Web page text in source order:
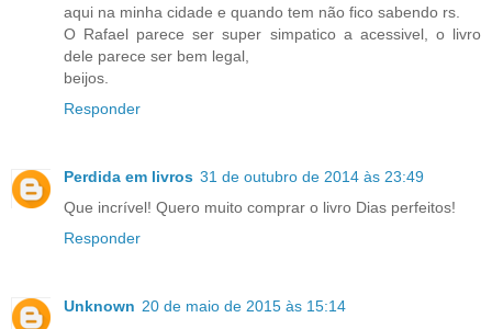
aqui na minha cidade e quando tem não fico sabendo rs.
O Rafael parece ser super simpatico a acessivel, o livro
dele parece ser bem legal,
beijos.
Responder
Perdida em livros 31 de outubro de 2014 às 23:49
Que incrível! Quero muito comprar o livro Dias perfeitos!
Responder
Unknown 20 de maio de 2015 às 15:14